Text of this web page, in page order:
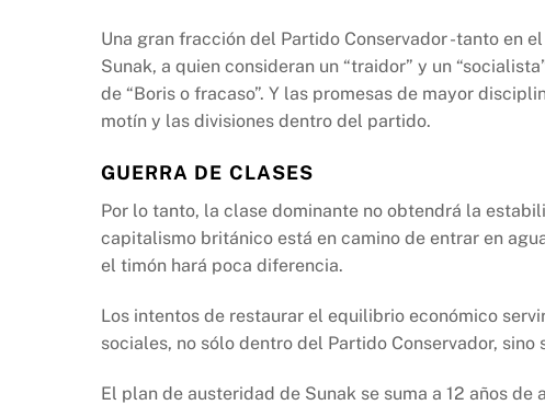
Una gran fracción del Partido Conservador -tanto en
Sunak, a quien consideran un “traidor” y un
de “Boris o fracaso”. Y las promesas de mayor
motín y las divisiones dentro del partido.
GUERRA DE CLASES
Por lo tanto, la clase dominante no obtendrá la
capitalismo británico está en camino de entrar en
el timón hará poca diferencia.
Los intentos de restaurar el equilibrio económico
sociales, no sólo dentro del Partido Conservador,
El plan de austeridad de Sunak se suma a 12 años